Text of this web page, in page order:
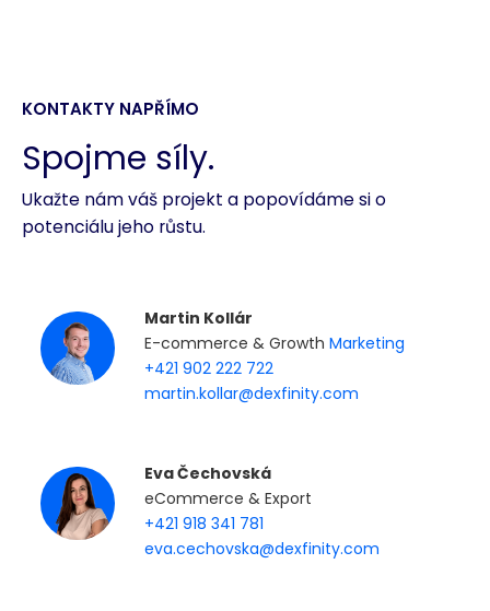
KONTAKTY NAPŘÍMO
Spojme síly.
Ukažte nám váš projekt a popovídáme si o
potenciálu jeho růstu.
Martin Kollár
E-commerce & Growth Marketing
+421 902 222 722
martin.kollar@dexfinity.com
Eva Čechovská
eCommerce & Export
+421 918 341 781
eva.cechovska@dexfinity.com